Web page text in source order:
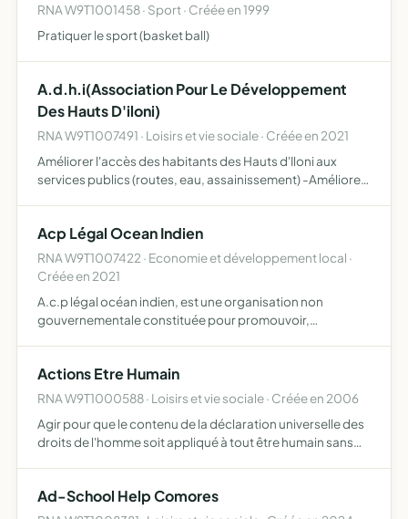
RNA W9T1001458 · Sport · Créée en 1999
Pratiquer le sport (basket ball)
A.d.h.i(Association Pour Le Développement
Des Hauts D'iloni)
RNA W9T1007491 · Loisirs et vie sociale · Créée en 2021
Améliorer l'accès des habitants des Hauts d'Iloni aux
services publics (routes, eau, assainissement) -Améliorer
Acp Légal Ocean Indien
RNA W9T1007422 · Economie et développement local ·
Créée en 2021
A.c.p légal océan indien, est une organisation non
gouvernementale constituée pour promouvoir,
une plus é…
Actions Etre Humain
RNA W9T1000588 · Loisirs et vie sociale · Créée en 2006
Agir pour que le contenu de la déclaration universelle des
droits de l'homme soit appliqué à tout être humain sans
Ad-School Help Comores